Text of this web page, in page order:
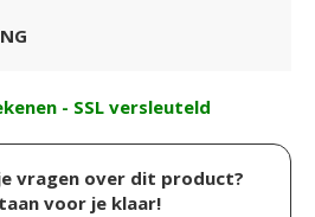
- SSL versleuteld
vragen over dit product?
voor je klaar!